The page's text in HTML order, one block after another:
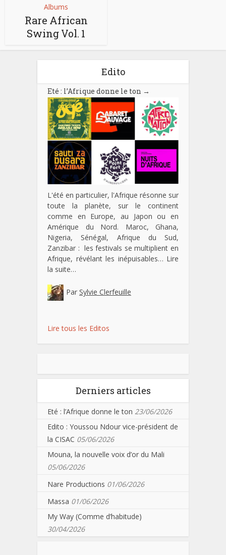
Albums
Rare African
Swing Vol. 1
Edito
Eté : l’Afrique donne le ton →
L'été en particulier, l'Afrique résonne sur
toute la planète, sur le continent
comme en Europe, au Japon ou en
Amérique du Nord. Maroc, Ghana,
Nigeria, Sénégal, Afrique du Sud,
Zanzibar : les festivals se multiplient en
Afrique, révélant les inépuisables… Lire
la suite…
Par Sylvie Clerfeuille
Lire tous les Editos
Derniers articles
Eté : l’Afrique donne le ton 23/06/2026
Edito : Youssou Ndour vice-président de
la CISAC 05/06/2026
Mouna, la nouvelle voix d’or du Mali
05/06/2026
Nare Productions 01/06/2026
Massa 01/06/2026
My Way (Comme d’habitude)
30/04/2026